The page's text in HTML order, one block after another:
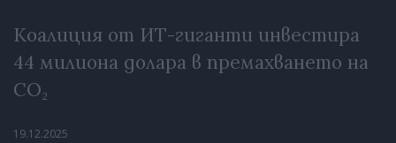
Коалиция от ИТ-гиганти инвестира
44 милиона долара в премахването на
CO₂
19.12.2025